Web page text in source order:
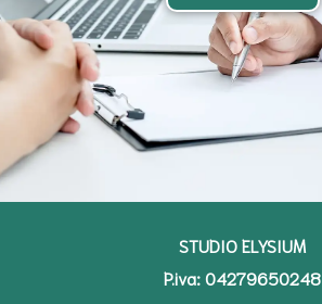
STUDIO ELYSIUM
P.iva: 04279650248